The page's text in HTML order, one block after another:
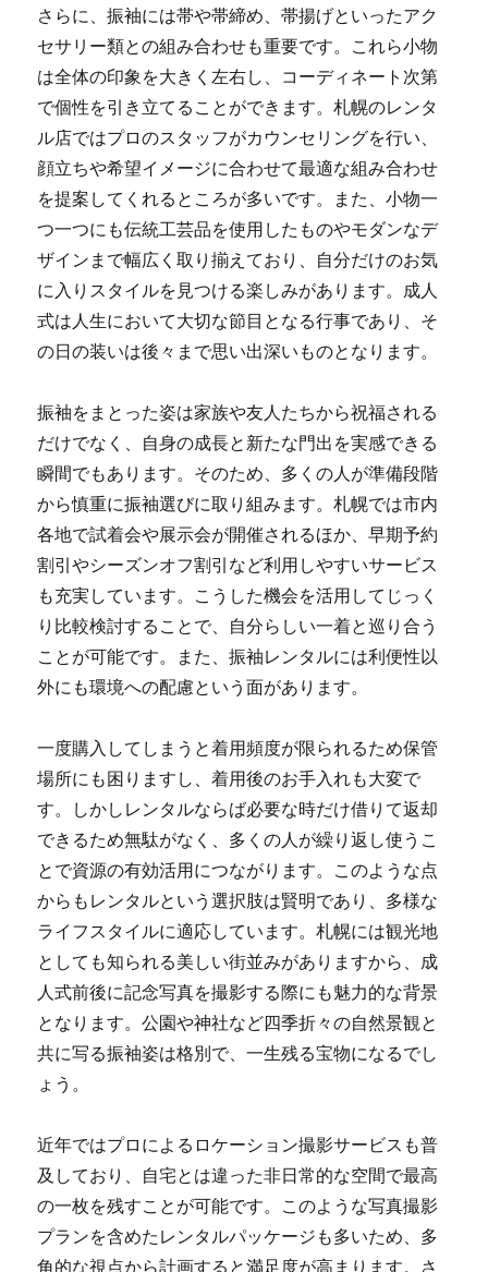
さらに、振袖には帯や帯締め、帯揚げといったアク
セサリー類との組み合わせも重要です。これら小物
は全体の印象を大きく左右し、コーディネート次第
で個性を引き立てることができます。札幌のレンタ
ル店ではプロのスタッフがカウンセリングを行い、
顔立ちや希望イメージに合わせて最適な組み合わせ
を提案してくれるところが多いです。また、小物一
つ一つにも伝統工芸品を使用したものやモダンなデ
ザインまで幅広く取り揃えており、自分だけのお気
に入りスタイルを見つける楽しみがあります。成人
式は人生において大切な節目となる行事であり、そ
の日の装いは後々まで思い出深いものとなります。
振袖をまとった姿は家族や友人たちから祝福される
だけでなく、自身の成長と新たな門出を実感できる
瞬間でもあります。そのため、多くの人が準備段階
から慎重に振袖選びに取り組みます。札幌では市内
各地で試着会や展示会が開催されるほか、早期予約
割引やシーズンオフ割引など利用しやすいサービス
も充実しています。こうした機会を活用してじっく
り比較検討することで、自分らしい一着と巡り合う
ことが可能です。また、振袖レンタルには利便性以
外にも環境への配慮という面があります。
一度購入してしまうと着用頻度が限られるため保管
場所にも困りますし、着用後のお手入れも大変で
す。しかしレンタルならば必要な時だけ借りて返却
できるため無駄がなく、多くの人が繰り返し使うこ
とで資源の有効活用につながります。このような点
からもレンタルという選択肢は賢明であり、多様な
ライフスタイルに適応しています。札幌には観光地
としても知られる美しい街並みがありますから、成
人式前後に記念写真を撮影する際にも魅力的な背景
となります。公園や神社など四季折々の自然景観と
共に写る振袖姿は格別で、一生残る宝物になるでし
ょう。
近年ではプロによるロケーション撮影サービスも普
及しており、自宅とは違った非日常的な空間で最高
の一枚を残すことが可能です。このような写真撮影
プランを含めたレンタルパッケージも多いため、多
角的な視点から計画すると満足度が高まります。さ